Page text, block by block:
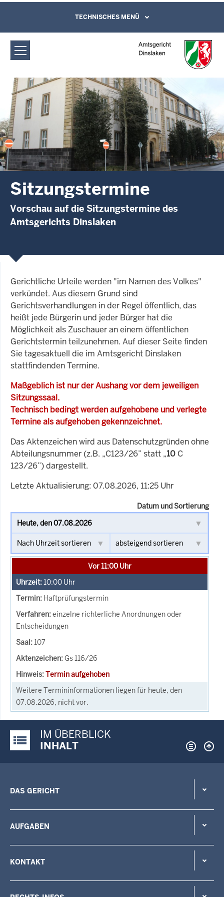
Amtsgericht Dinslaken:
Sitzungstermine
Direkt zum Inhalt
Leichte Sprache, Gebärdensprachenvideo
und Kontaktformular
TECHNISCHES MENÜ
Sitzungstermine
Vorschau auf die Sitzungstermine des
Amtsgerichts Dinslaken
Gerichtliche Urteile werden "im Namen des Volkes"
verkündet. Aus diesem Grund sind
Gerichtsverhandlungen in der Regel öffentlich, das
heißt jede Bürgerin und jeder Bürger hat die
Möglichkeit als Zuschauer an einem öffentlichen
Gerichtstermin teilzunehmen. Auf dieser Seite finden
Sie tagesaktuell die im Amtsgericht Dinslaken
stattfindenden Termine.
Maßgeblich ist nur der Aushang vor dem jeweiligen
Sitzungssaal.
Technisch bedingt werden aufgehobene und verlegte
Termine als aufgehoben gekennzeichnet.
Das Aktenzeichen wird aus Datenschutzgründen ohne
Abteilungsnummer (z.B. „C123/26” statt „10 C
123/26”) dargestellt.
Letzte Aktualisierung: 07.08.2026, 11:25 Uhr
Datum und Sortierung
Vor 11:00 Uhr
10:00 Uhr
Haftprüfungstermin
einzelne richterliche Anordnungen oder
Entscheidungen
107
Gs 116/26
Termin aufgehoben
Weitere Termininformationen liegen für heute, den
07.08.2026, nicht vor.
Justiz-Portal im Überblick:
IM ÜBERBLICK
INHALT
DAS GERICHT
AUFGABEN
KONTAKT